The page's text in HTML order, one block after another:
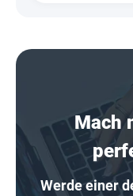
Mach
Werde einer